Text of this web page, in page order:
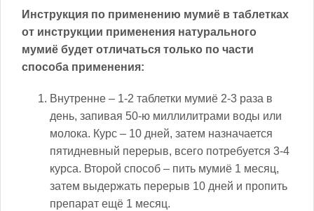
Инструкция по применению мумиё в таблетках
от инструкции применения натурального
мумиё будет отличаться только по части
способа применения:
Внутренне – 1-2 таблетки мумиё 2-3 раза в
день, запивая 50-ю миллилитрами воды или
молока. Курс – 10 дней, затем назначается
пятидневный перерыв, всего потребуется 3-4
курса. Второй способ – пить мумиё 1 месяц,
затем выдержать перерыв 10 дней и пропить
препарат ещё 1 месяц.